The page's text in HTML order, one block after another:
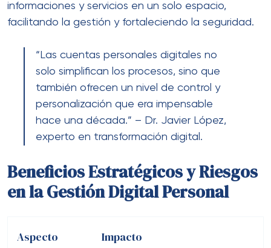
informaciones y servicios en un solo espacio,
facilitando la gestión y fortaleciendo la seguridad.
“Las cuentas personales digitales no
solo simplifican los procesos, sino que
también ofrecen un nivel de control y
personalización que era impensable
hace una década.” – Dr. Javier López,
experto en transformación digital.
Beneficios Estratégicos y Riesgos
en la Gestión Digital Personal
Aspecto Impacto